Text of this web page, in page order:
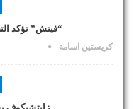
“فيتش” تؤكد
كريستين اسامة